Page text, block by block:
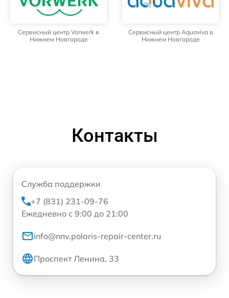
Сервисный центр Vorwerk в
Нижнем Новгороде
Сервисный центр Aquaviva в
Нижнем Новгороде
Контакты
Служба поддержки
+7 (831) 231-09-76
Ежедневно с 9:00 до 21:00
info@nnv.polaris-repair-center.ru
Проспект Ленина, 33